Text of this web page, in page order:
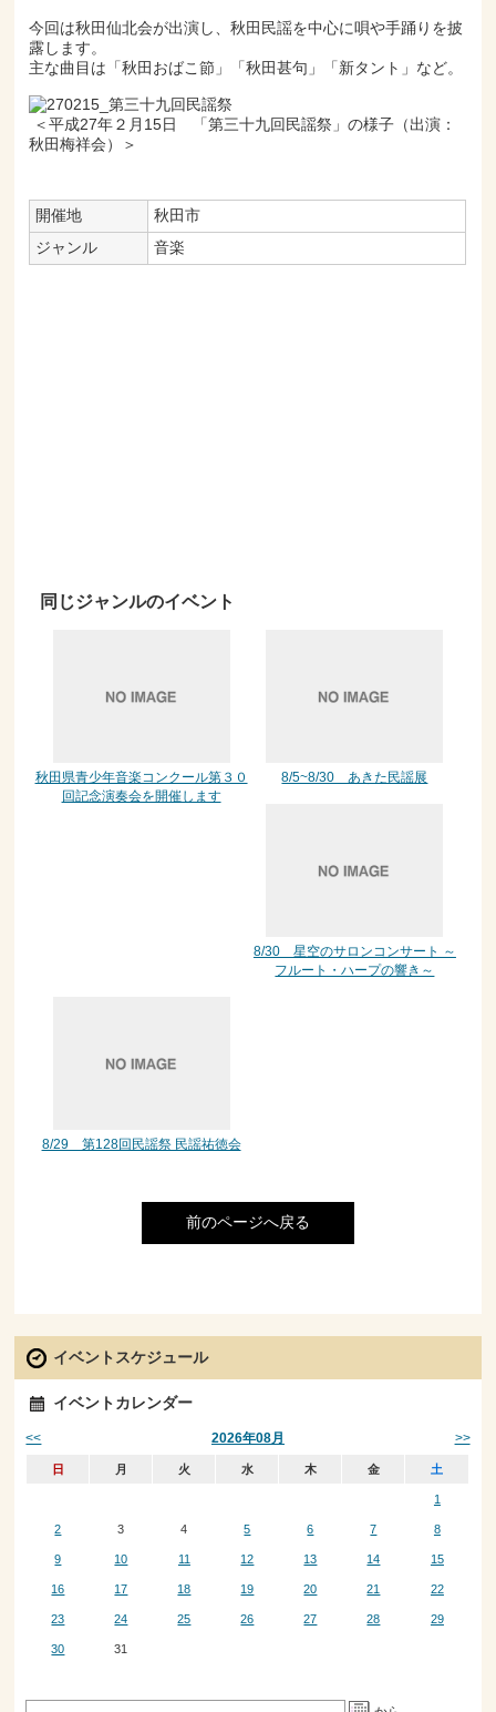
今回は秋田仙北会が出演し、秋田民謡を中心に唄や手踊りを披
露します。
主な曲目は「秋田おばこ節」「秋田甚句」「新タント」など。
＜平成27年２月15日 「第三十九回民謡祭」の様子（出演：
秋田梅祥会）＞
開催地
秋田市
ジャンル
音楽
同じジャンルのイベント
秋田県青少年音楽コンクール第３０
回記念演奏会を開催します
8/5~8/30 あきた民謡展
8/30 星空のサロンコンサート ～
フルート・ハープの響き～
8/29 第128回民謡祭 民謡祐徳会
前のページへ戻る
イベントスケジュール
イベントカレンダー
2026年08月
<< >>
日 月 火 水 木 金 土
1
2 3 4 5 6 7 8
9 10 11 12 13 14 15
16 17 18 19 20 21 22
23 24 25 26 27 28 29
30 31